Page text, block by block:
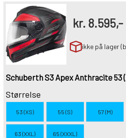
kr. 8.595,-
ikke på lager
Schuberth S3 Apex Anthracite 53
Størrelse
53 (XS) 55 (S) 57 (M)
63 (XXL) 65 (XXXL)